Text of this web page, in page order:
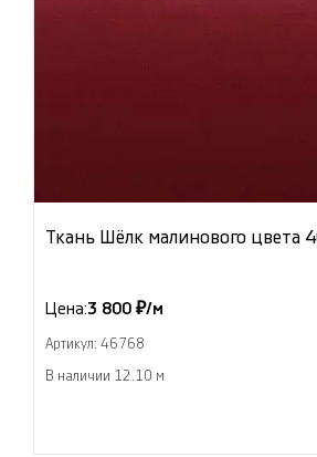
Ткань Шёлк малинового цвета
Цена:3 800 ₽/м
Артикул: 46768
В наличии 12.10 м